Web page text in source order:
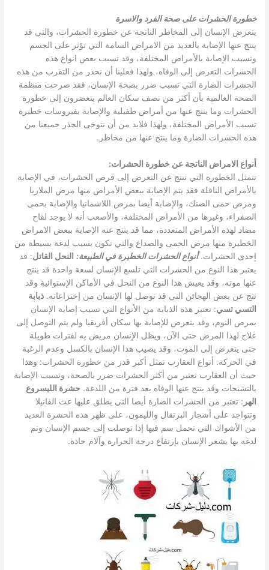
خطورة الحشرات على صحة الفرد والاسرة
يتعرض الإنسان إلى المخاطر الناتجة عن خطورة الحشرات، والتي قد
ينتج عنها الإصابة بالعديد من الامراض السامة التي تؤثر على الجسم
وتسبب الإصابة بالأمراض المختلفة، وقد تسبب بعض انواع هذه
الحشرات التعرض إلى الوفاه، ولهذا فعلينا أن نحذر من التقرب من هذه
الحشرات الضارة التي تسبب ضرر بصحة الإنسان، فقد صرحت منظمة
الصحة العالمية بأن أكثر من نصف سكان العالم يتعضرون إلى خطورة
الحشرات وما ينتج عنها من أمراض طفيلية والإصابة بفيروسات خطيرة
تسبب الأمراض المختلفة، ولهذا فلابد من أن نتوخى الحذر جميعنا من
هذه الحشرات الضارة وما ينتج عنها من مخاطر.
أنواع الامراض الناتجة عن خطورة الحشرات:
تتمثل الخطورة التي تنتج عن التعرض إلى قرص الحشرات، في الإصابة
بالأمراض الناقلة فقد يتم الإصابة ببعض الأمراض منها مرض الملاريا
ومرض حمى الضنك، والإصابة أيضا بمرض اللاشمانيا والإصابة بحمى
الصفراء، وغيرها من الأمراض المختلفة، والأصعب أنه لا يوجد لقاح
مضاد لهذه الأمراض المتعددة، مما قد ينتج عنه الإصابة ببعض الامراض
الخطيرة منها مرض الحمى والصداع والتي تكون بسبب لدغة بسيطة من
إحدى الحشرات.أنواع الحشرات الخطيرة في الطبيعة: النحل القاتل: قد
يعتبر هذا النوع من الحشرات التي تلسع الإنسان لسعة واحدة قد ينتج
عنها موته، وقد يعيش هذا النوع من النحل في الأماكن الإستوائية وقد
نتج عن بعض الهجائن التي قد توصل لها الإنسان من إختراعاته.ذبابة
التسي تسي: تعتبر هذه الذبابة من الأنواع التي تسبب إصابة الإنسان
بمرض النوم، وقد يتعرض للإصابة بها سكان أفريقيا ولم يتم التوصل إلى
علاج لهذا المرض حتى الآن، ويظل الإنسان مريض به لفترات طويلة
حتى يتعرض إلى الموت، وقد يصيب هذا الإنسان بالكسل وعدم الرغبة
في الحركة. أنواع العقارب تمثل أكبر قدر من خطورة الحشرات: وهذا
حيث أن العقارب تعتبر من أكثر الحشرات ضرر بالصحة، وتسبب الإصابة
بالتشنجات وقد ينتج عنها الوفاه بعد فترة من اللدغة. حشرة الليسروع
الهر : تعتبر من الحشرات الضارة أيضا التي يطلق عليها عث الفانيلا
وتتواجد على أشجار البرتقال والليمون، على ظهر هذه الحشرة العديد
من الأشواك التي تحمل سم فيها إذا توصلت إلى جسم الإنسان وتم
لدغه بها يشعر الإنسان بإرتفاع درجة الحرارة وآلام حادة.